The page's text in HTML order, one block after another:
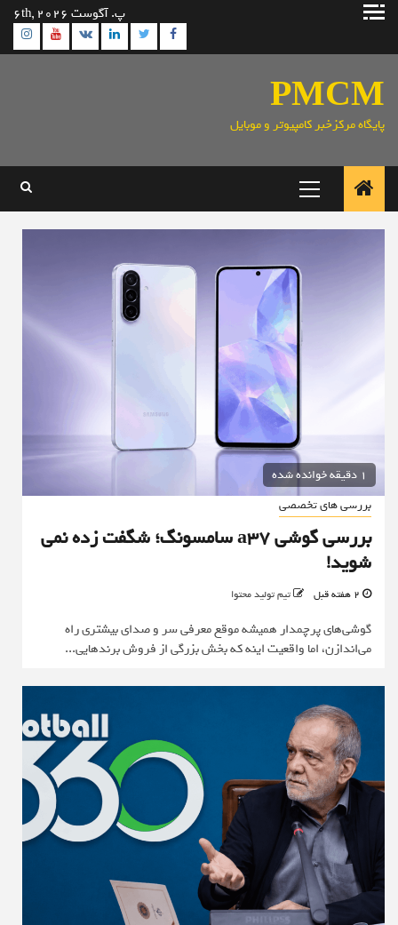
پرش
پ. آگوست 6th, 2026
Facebook
Twitter
Linkedin
VK
PMCM
پایگاه مرکزخبر کامپیوتر و موبایل
اصلی
Blog
1 دقیقه خوانده شده
بررسی های تخصصی
بررسی گوشی a37 سامسونگ؛ شگفت زده نمی
شوید!
تیم تولید محتوا
گوشی‌های پرچمدار همیشه موقع معرفی سر و صدای بیشتری راه
می‌اندازن، اما واقعیت اینه که بخش بزرگی از فروش برندهایی...